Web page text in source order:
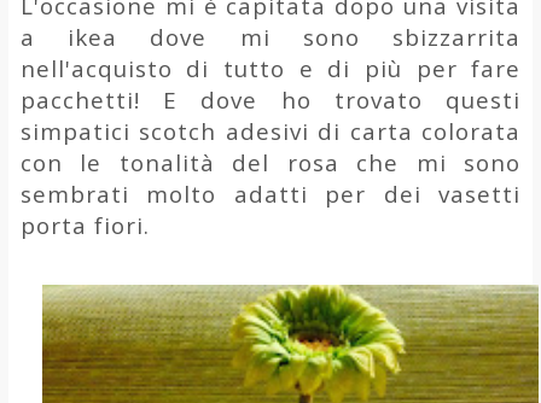
a ikea dove mi sono sbizzarrita
nell'acquisto di tutto e di più per fare
pacchetti! E dove ho trovato questi
simpatici scotch adesivi di carta colorata
con le tonalità del rosa che mi sono
sembrati molto adatti per dei vasetti
porta fiori.